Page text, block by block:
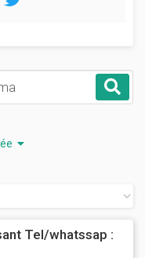
Tel/whatssap :